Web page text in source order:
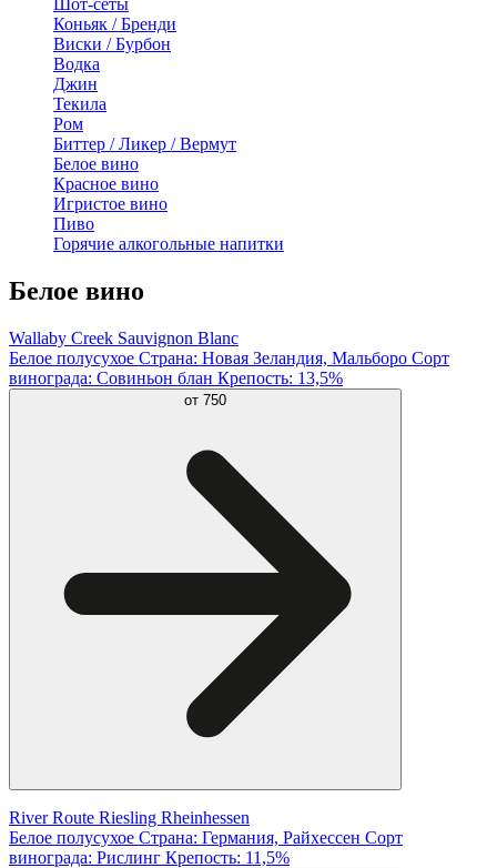
Шот-сеты
Коньяк / Бренди
Виски / Бурбон
Водка
Джин
Текила
Ром
Биттер / Ликер / Вермут
Белое вино
Красное вино
Игристое вино
Пиво
Горячие алкогольные напитки
Белое вино
Wallaby Creek Sauvignon Blanc
Белое полусухое Страна: Новая Зеландия, Мальборо Сорт
винограда: Совиньон блан Крепость: 13,5%
от 750
River Route Riesling Rheinhessen
Белое полусухое Страна: Германия, Райхессен Сорт
винограда: Рислинг Крепость: 11,5%